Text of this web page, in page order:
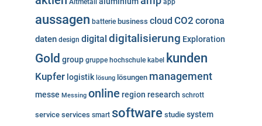
Altmetall app
aussagen batterie business cloud CO2 corona
daten design digital digitalisierung Exploration
Gold group gruppe hochschule kabel kunden
Kupfer logistik lösung lösungen management
messe Messing online region research schrott
service services smart software studie system